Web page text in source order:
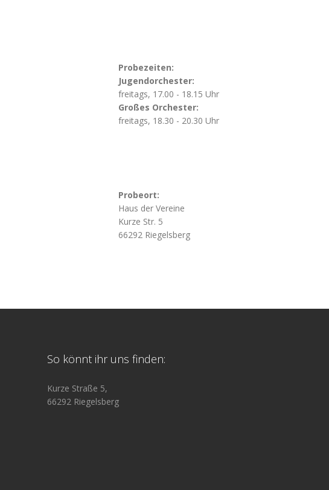
Probezeiten:
Jugendorchester:
freitags, 17.00 - 18.15 Uhr
Großes Orchester:
freitags, 18.30 - 20.30 Uhr
Probeort:
Haus der Vereine
Kurze Str. 5
66292 Riegelsberg
So könnt ihr uns finden:
Kurze Straße 5,
66292 Riegelsberg